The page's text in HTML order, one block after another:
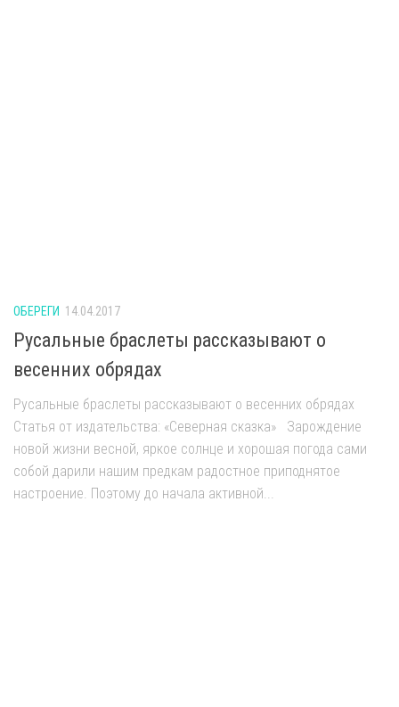
ОБЕРЕГИ 14.04.2017
Русальные браслеты рассказывают о
весенних обрядах
Русальные браслеты рассказывают о весенних обрядах
Статья от издательства: «Северная сказка» Зарождение
новой жизни весной, яркое солнце и хорошая погода сами
собой дарили нашим предкам радостное приподнятое
настроение. Поэтому до начала активной...